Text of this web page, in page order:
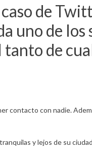
de
uno de los
tanto de
contacto con nadie.
y lejos de su